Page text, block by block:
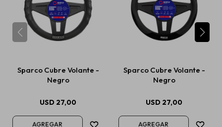
Sparco Cubre Volante -
Negro
USD 27,00
Sparco Cubre Volante -
Negro
USD 27,00